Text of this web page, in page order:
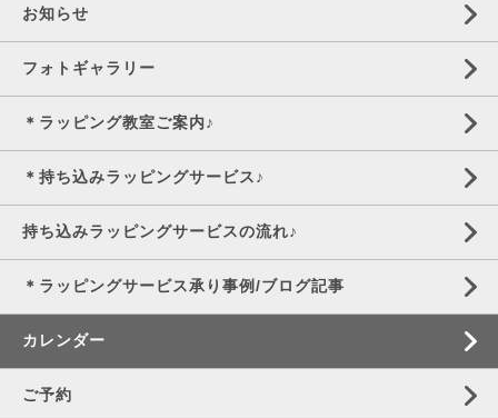
お知らせ
フォトギャラリー
＊ラッピング教室ご案内♪
＊持ち込みラッピングサービス♪
持ち込みラッピングサービスの流れ♪
＊ラッピングサービス承り事例/ブログ記事
カレンダー
ご予約